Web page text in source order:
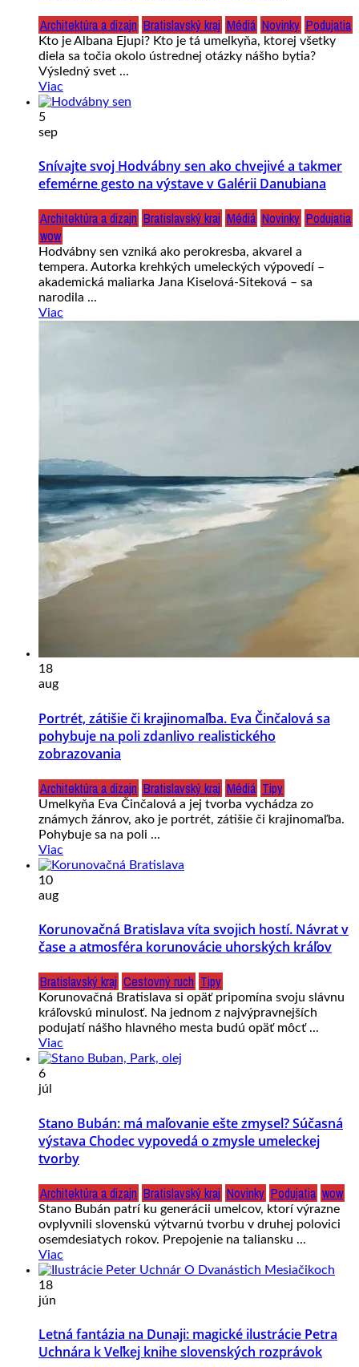
Architektúra a dizajn Bratislavský kraj Médiá Novinky Podujatia
Kto je Albana Ejupi? Kto je tá umelkyňa, ktorej všetky
diela sa točia okolo ústrednej otázky nášho bytia?
Výsledný svet ...
Viac
5
sep
Snívajte svoj Hodvábny sen ako chvejivé a takmer
efemérne gesto na výstave v Galérii Danubiana
Architektúra a dizajn Bratislavský kraj Médiá Novinky Podujatia
wow
Hodvábny sen vzniká ako perokresba, akvarel a
tempera. Autorka krehkých umeleckých výpovedí –
akademická maliarka Jana Kiselová-Siteková – sa
narodila ...
Viac
18
aug
Portrét, zátišie či krajinomaľba. Eva Činčalová sa
pohybuje na poli zdanlivo realistického
zobrazovania
Architektúra a dizajn Bratislavský kraj Médiá Tipy
Umelkyňa Eva Činčalová a jej tvorba vychádza zo
známych žánrov, ako je portrét, zátišie či krajinomaľba.
Pohybuje sa na poli ...
Viac
10
aug
Korunovačná Bratislava víta svojich hostí. Návrat v
čase a atmosféra korunovácie uhorských kráľov
Bratislavský kraj Cestovný ruch Tipy
Korunovačná Bratislava si opäť pripomína svoju slávnu
kráľovskú minulosť. Na jednom z najvýpravnejších
podujatí nášho hlavného mesta budú opäť môcť ...
Viac
6
júl
Stano Bubán: má maľovanie ešte zmysel? Súčasná
výstava Chodec vypovedá o zmysle umeleckej
tvorby
Architektúra a dizajn Bratislavský kraj Novinky Podujatia wow
Stano Bubán patrí ku generácii umelcov, ktorí výrazne
ovplyvnili slovenskú výtvarnú tvorbu v druhej polovici
osemdesiatych rokov. Prepojenie na taliansku ...
Viac
18
jún
Letná fantázia na Dunaji: magické ilustrácie Petra
Uchnára k Veľkej knihe slovenských rozprávok